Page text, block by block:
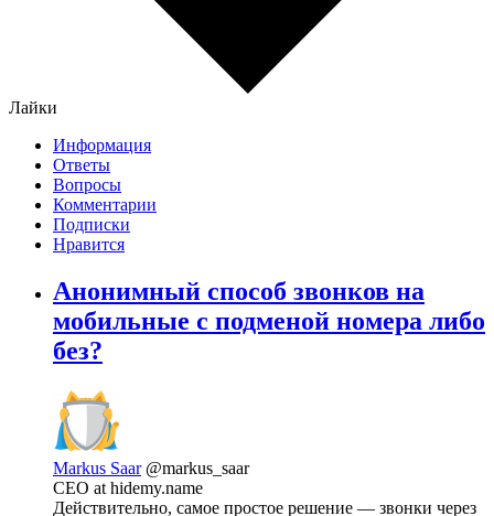
Лайки
Информация
Ответы
Вопросы
Комментарии
Подписки
Нравится
Анонимный способ звонков на
мобильные с подменой номера либо
без?
Markus Saar @markus_saar
CEO at hidemy.name
Действительно, самое простое решение — звонки через